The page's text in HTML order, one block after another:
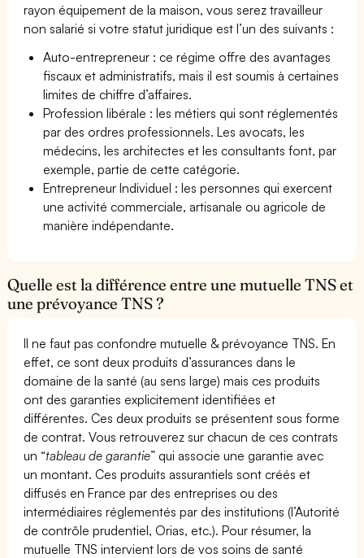
rayon équipement de la maison, vous serez travailleur
non salarié si votre statut juridique est l’un des suivants :
Auto-entrepreneur : ce régime offre des avantages
fiscaux et administratifs, mais il est soumis à certaines
limites de chiffre d’affaires.
Profession libérale : les métiers qui sont réglementés
par des ordres professionnels. Les avocats, les
médecins, les architectes et les consultants font, par
exemple, partie de cette catégorie.
Entrepreneur Individuel : les personnes qui exercent
une activité commerciale, artisanale ou agricole de
manière indépendante.
Quelle est la différence entre une mutuelle TNS et
une prévoyance TNS ?
Il ne faut pas confondre mutuelle & prévoyance TNS. En
effet, ce sont deux produits d’assurances dans le
domaine de la santé (au sens large) mais ces produits
ont des garanties explicitement identifiées et
différentes. Ces deux produits se présentent sous forme
de contrat. Vous retrouverez sur chacun de ces contrats
un “tableau de garantie” qui associe une garantie avec
un montant. Ces produits assurantiels sont créés et
diffusés en France par des entreprises ou des
intermédiaires réglementés par des institutions (l’Autorité
de contrôle prudentiel, Orias, etc.). Pour résumer, la
mutuelle TNS intervient lors de vos soins de santé